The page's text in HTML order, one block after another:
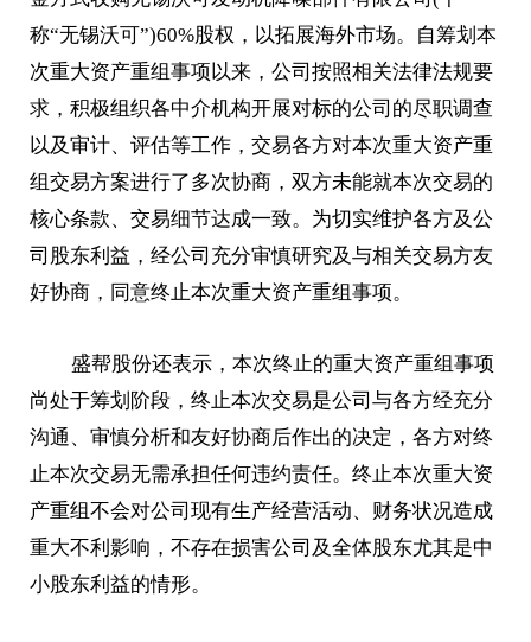
称“无锡沃可”)60%股权，以拓展海外市场。自筹划本
次重大资产重组事项以来，公司按照相关法律法规要
求，积极组织各中介机构开展对标的公司的尽职调查
以及审计、评估等工作，交易各方对本次重大资产重
组交易方案进行了多次协商，双方未能就本次交易的
核心条款、交易细节达成一致。为切实维护各方及公
司股东利益，经公司充分审慎研究及与相关交易方友
好协商，同意终止本次重大资产重组事项。
盛帮股份还表示，本次终止的重大资产重组事项
尚处于筹划阶段，终止本次交易是公司与各方经充分
沟通、审慎分析和友好协商后作出的决定，各方对终
止本次交易无需承担任何违约责任。终止本次重大资
产重组不会对公司现有生产经营活动、财务状况造成
重大不利影响，不存在损害公司及全体股东尤其是中
小股东利益的情形。